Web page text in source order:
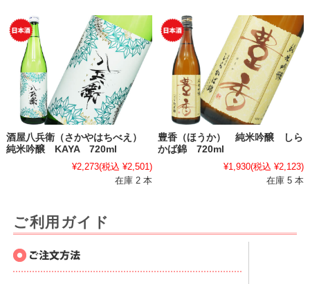
酒屋八兵衛（さかやはちべえ）
純米吟醸 KAYA 720ml
¥2,273(税込 ¥2,501)
在庫 2 本
豊香（ほうか） 純米吟醸 しら
かば錦 720ml
¥1,930(税込 ¥2,123)
在庫 5 本
ご利用ガイド